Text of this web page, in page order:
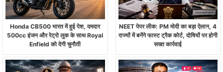
Honda CB500 भारत में हुई पेश, दमदार
500cc इंजन और रेट्रो लुक के साथ Royal
Enfield को देगी चुनौती
NEET पेपर लीक: PM मोदी का बड़ा ऐलान, 4
राज्यों में बनेंगे फास्ट ट्रैक कोर्ट, दोषियों पर होगी
सख्त कार्रवाई